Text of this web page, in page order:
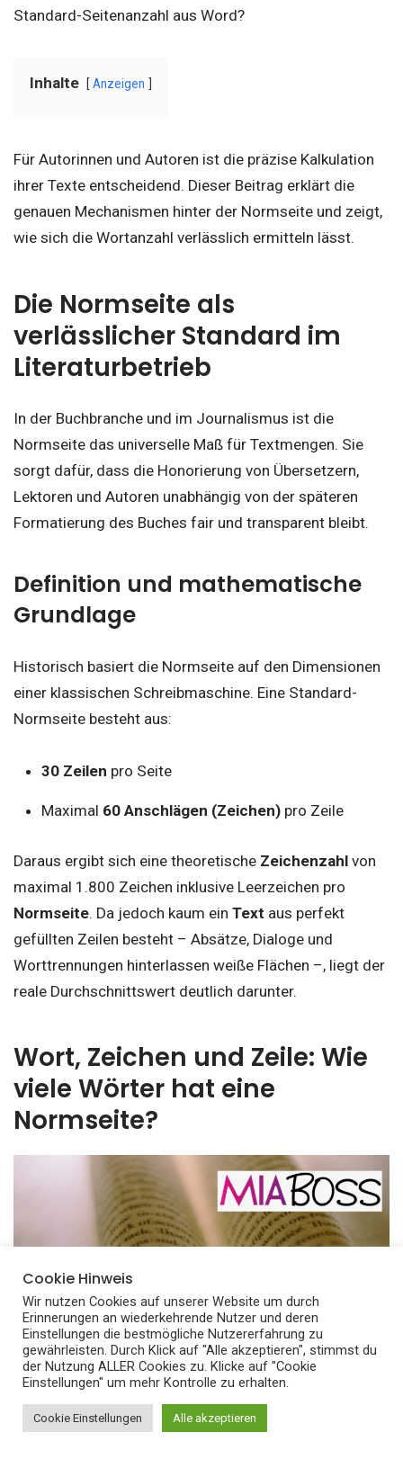
Standard-Seitenanzahl aus Word?
Inhalte Anzeigen
Für Autorinnen und Autoren ist die präzise Kalkulation
ihrer Texte entscheidend. Dieser Beitrag erklärt die
genauen Mechanismen hinter der Normseite und zeigt,
wie sich die Wortanzahl verlässlich ermitteln lässt.
Die Normseite als
verlässlicher Standard im
Literaturbetrieb
In der Buchbranche und im Journalismus ist die
Normseite das universelle Maß für Textmengen. Sie
sorgt dafür, dass die Honorierung von Übersetzern,
Lektoren und Autoren unabhängig von der späteren
Formatierung des Buches fair und transparent bleibt.
Definition und mathematische
Grundlage
Historisch basiert die Normseite auf den Dimensionen
einer klassischen Schreibmaschine. Eine Standard-
Normseite besteht aus:
30 Zeilen pro Seite
Maximal 60 Anschlägen (Zeichen)pro Zeile
Daraus ergibt sich eine theoretische Zeichenzahl von
maximal 1.800 Zeichen inklusive Leerzeichen pro
Normseite. Da jedoch kaum ein Text aus perfekt
gefüllten Zeilen besteht – Absätze, Dialoge und
Worttrennungen hinterlassen weiße Flächen –, liegt der
reale Durchschnittswert deutlich darunter.
Wort, Zeichen und Zeile: Wie
viele Wörter hat eine
Normseite?
Cookie Hinweis
Wir nutzen Cookies auf unserer Website um durch
Erinnerungen an wiederkehrende Nutzer und deren
Einstellungen die bestmögliche Nutzererfahrung zu
gewährleisten. Durch Klick auf "Alle akzeptieren", stimmst du
der Nutzung ALLER Cookies zu. Klicke auf "Cookie
Einstellungen" um mehr Kontrolle zu erhalten.
Cookie Einstellungen Alle akzeptieren